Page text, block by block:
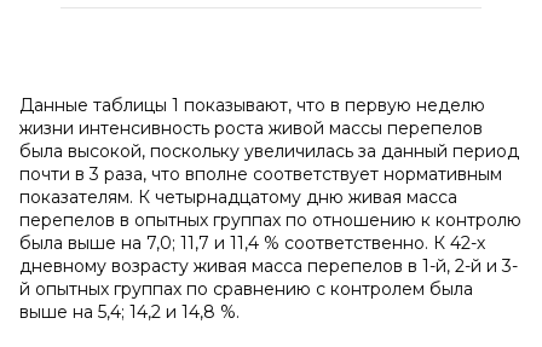
Данные таблицы 1 показывают, что в первую неделю
жизни интенсивность роста живой массы перепелов
была высокой, поскольку увеличилась за данный период
почти в 3 раза, что вполне соответствует нормативным
показателям. К четырнадцатому дню живая масса
перепелов в опытных группах по отношению к контролю
была выше на 7,0; 11,7 и 11,4 % соответственно. К 42-х
дневному возрасту живая масса перепелов в 1-й, 2-й и 3-
й опытных группах по сравнению с контролем была
выше на 5,4; 14,2 и 14,8 %.